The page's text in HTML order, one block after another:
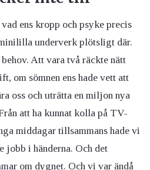
ens kropp och psyke precis
underverk plötsligt där.
Att vara två räckte nätt
om sömnen ens hade vett att
oss och uträtta en miljon nya
att ha kunnat kolla på TV-
middagar tillsammans hade vi
jobb i händerna. Och det
om dygnet. Och vi var ändå